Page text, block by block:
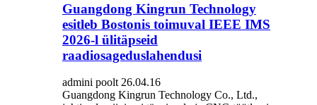
Guangdong Kingrun Technology
esitleb Bostonis toimuval IEEE IMS
2026-l ülitäpseid
raadiosageduslahendusi
admini poolt 26.04.16
Guangdong Kingrun Technology Co., Ltd.,